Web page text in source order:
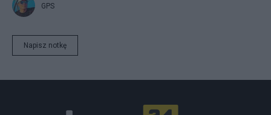
GPS
Napisz notkę